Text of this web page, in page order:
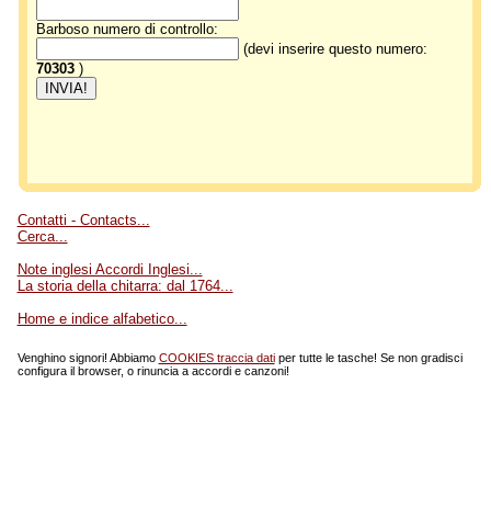
Barboso numero di controllo:
(devi inserire questo numero:
70303 )
Contatti - Contacts...
Cerca...
Note inglesi Accordi Inglesi...
La storia della chitarra: dal 1764...
Home e indice alfabetico...
Venghino signori! Abbiamo COOKIES traccia datiper tutte le tasche! Se non gradisci
configura il browser, o rinuncia a accordi e canzoni!